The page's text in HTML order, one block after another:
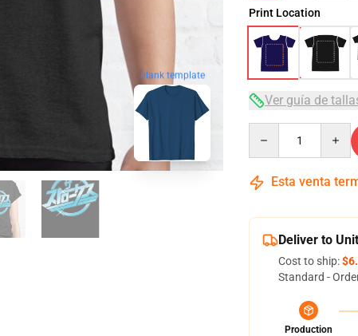
blank template
Print Location
Ver guía de
Esta venta
Deliver to
Cost to ship:
Standard -
Production